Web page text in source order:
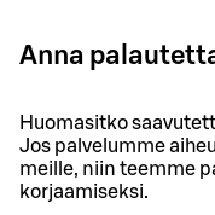
Anna
Huomasitko
Jos palvelumme
meille, niin teemme
korjaamiseksi.